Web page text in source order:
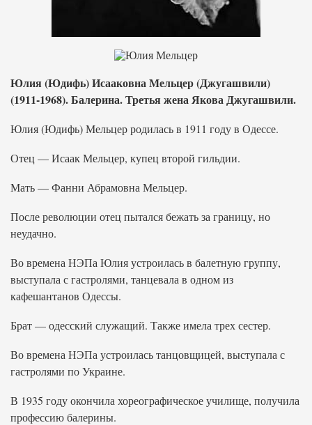
Юлия (Юдифь) Исааковна Мельцер (Джугашвили)
(1911-1968). Балерина. Третья жена Якова Джугашвили.
Юлия (Юдифь) Мельцер родилась в 1911 году в Одессе.
Отец — Исаак Мельцер, купец второй гильдии.
Мать — Фанни Абрамовна Мельцер.
После революции отец пытался бежать за границу, но
неудачно.
Во времена НЭПа Юлия устроилась в балетную группу,
выступала с гастролями, танцевала в одном из
кафешантанов Одессы.
Брат — одесский служащий. Также имела трех сестер.
Во времена НЭПа устроилась танцовщицей, выступала с
гастролями по Украине.
В 1935 году окончила хореографическое училище, получила
профессию балерины.